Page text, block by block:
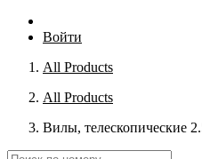
Войти
All Products
All Products
Вилы, телескопические